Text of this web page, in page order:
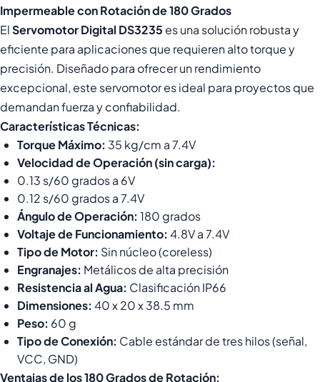
Impermeable con Rotación de 180 Grados
ElServomotor Digital DS3235 es una solución robusta y
eficiente para aplicaciones que requieren alto torque y
precisión. Diseñado para ofrecer un rendimiento
excepcional, este servomotor es ideal para proyectos que
demandan fuerza y confiabilidad.
Características Técnicas:
Torque Máximo: 35 kg/cm a 7.4V
Velocidad de Operación (sin carga):
0.13 s/60 grados a 6V
0.12 s/60 grados a 7.4V
Ángulo de Operación: 180 grados
Voltaje de Funcionamiento: 4.8V a 7.4V
Tipo de Motor: Sin núcleo (coreless)
Engranajes: Metálicos de alta precisión
Resistencia al Agua: Clasificación IP66
Dimensiones: 40 x 20 x 38.5 mm
Peso: 60 g
Tipo de Conexión: Cable estándar de tres hilos (señal,
VCC, GND)
Ventajas de los 180 Grados de Rotación: